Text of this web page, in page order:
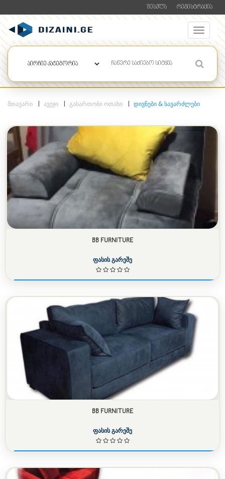
ᲨᲔᲡᲕᲚᲐ ᲠᲔᲒᲘᲡᲢᲠᲐᲪᲘᲐ
ᲛᲗᲐᲕᲐᲠᲘ ᲐᲕᲔᲯᲘ ᲒᲐᲡᲐᲠᲗᲝᲑᲘ ᲝᲗᲐᲮᲘ ᲓᲘᲕᲜᲔᲑᲘ & ᲡᲐᲕᲐᲠᲫᲚᲔᲑᲘ
BB FURNITURE
ფასის გარეშე
BB FURNITURE
ფასის გარეშე